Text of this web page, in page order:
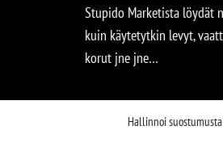
Hallinnoi suostumusta
Stupido Marketista löydät
kuin käytetytkin levyt,
korut jne jne…